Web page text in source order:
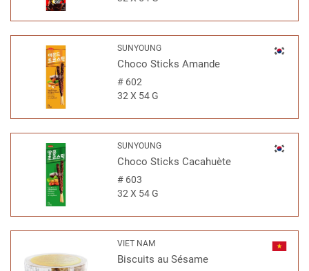
SUNYOUNG
Choco Sticks Amande
#602
32 X 54 G
SUNYOUNG
Choco Sticks Cacahuète
#603
32 X 54 G
VIET NAM
Biscuits au Sésame